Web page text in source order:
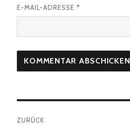
E-MAIL-ADRESSE *
ZURÜCK